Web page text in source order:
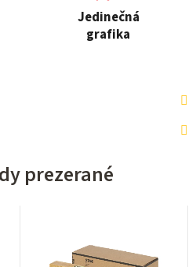
Jedinečná
grafika
prezerané